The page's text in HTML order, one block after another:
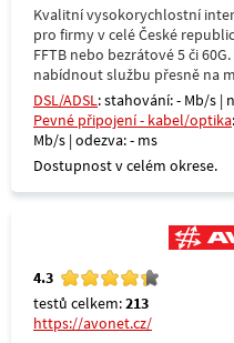
Kvalitní vysokorychlostní
pro firmy v celé České
FFTB nebo bezrátové 5 či
nabídnout službu přesně na
DSL/ADSL: stahování: - Mb/s |
Pevné připojení - kabel/optika
Mb/s | odezva: - ms
Dostupnost v celém okrese.
4.3
testů celkem:213
https://avonet.cz/